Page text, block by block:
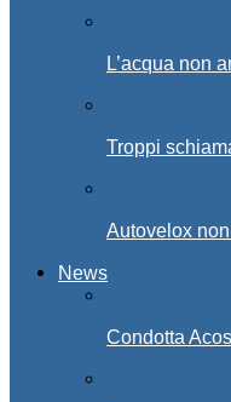
L’acqua non
Troppi
Autovelox
News
Condotta